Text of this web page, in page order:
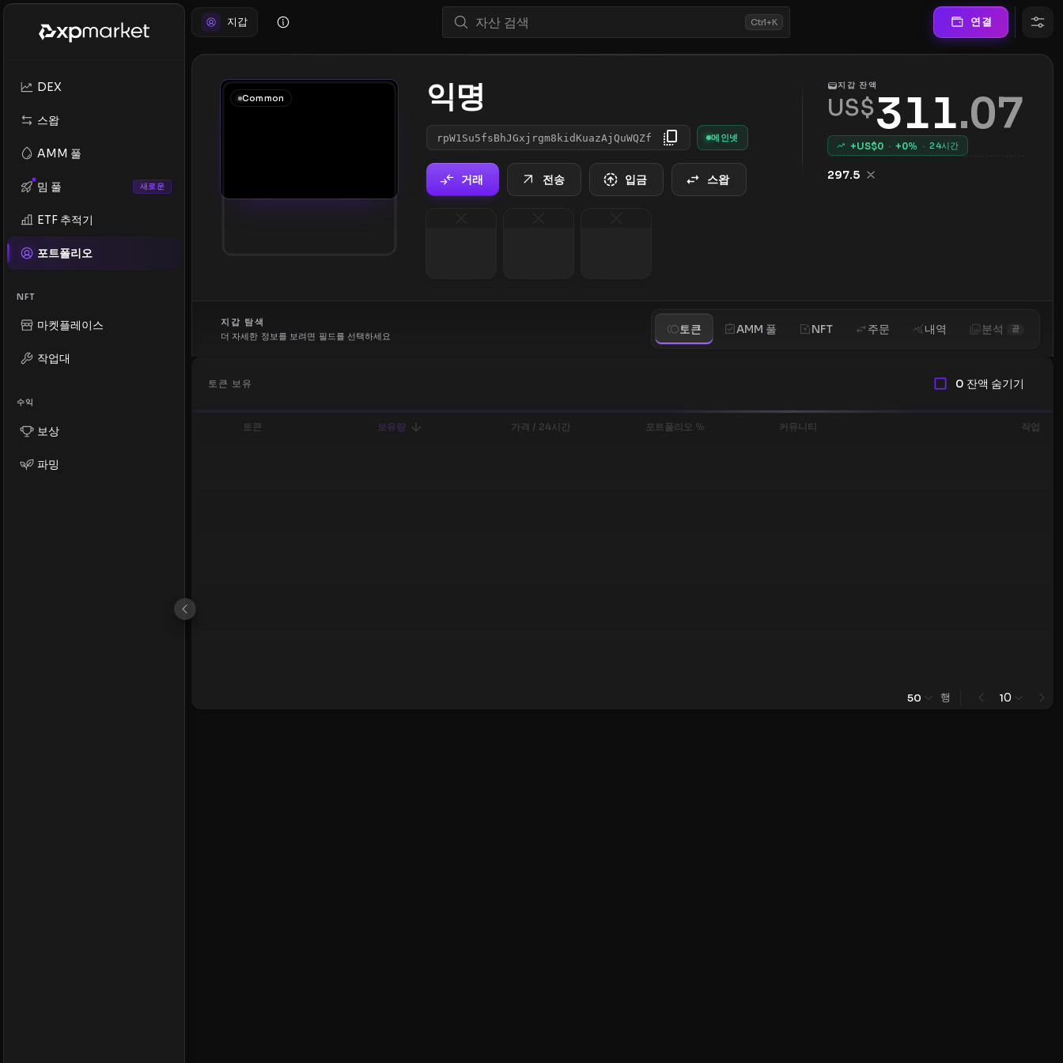
DEX
스왑
AMM 풀
밈 풀 새로운
ETF 추적기
포트폴리오
NFT
마켓플레이스
작업대
수익
보상
파밍
지갑 Ctrl+K 연결
Common 익명
rpW1Su5fsBhJGxjrgm8kidKuazAjQuWQZf 메인넷
거래 전송 입금 스왑
지갑 잔액
US$311.07
+US$0 · +0% · 24시간
297.5
지갑 탐색
더 자세한 정보를 보려면 필드를 선택하세요
토큰 AMM 풀 NFT 주문 내역 분석 곧
토큰 보유 0 잔액 숨기기
토큰 보유량 가격 / 24시간 포트폴리오 % 커뮤니티 작업
50 행 10